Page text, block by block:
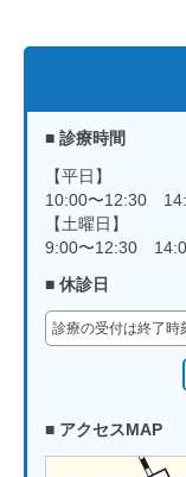
■ 診療時間
【平日】
10:00〜12:30
【土曜日】
9:00〜12:30
■ 休診日
診療の受付は終了時
■ アクセスMAP